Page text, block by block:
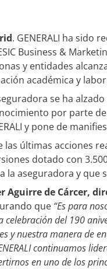
I
n
t
. GENERALI ha sido
Business &
y entidades
académica y
se ha
por parte de
y pone de
las últimas acciones
dotado con
la aseguradora y que
Aguirre de Cárcer,
que “Es para
celebración del 190
y nuestra manera de
continuamos
en uno de los